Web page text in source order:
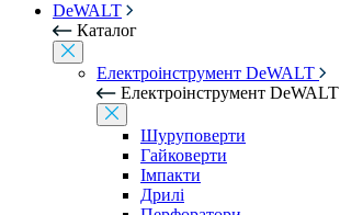
DeWALT
Каталог
Електроінструмент DeWALT
Електроінструмент DeWALT
Шуруповерти
Гайковерти
Імпакти
Дрилі